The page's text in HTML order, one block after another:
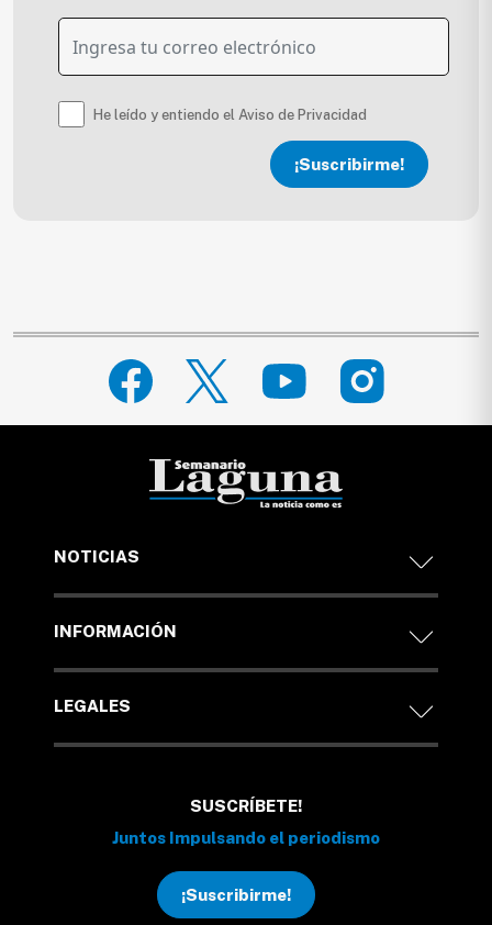
He leído y entiendo el Aviso de Privacidad
¡Suscribirme!
NOTICIAS
INFORMACIÓN
LEGALES
SUSCRÍBETE!
Juntos Impulsando el periodismo
¡Suscribirme!